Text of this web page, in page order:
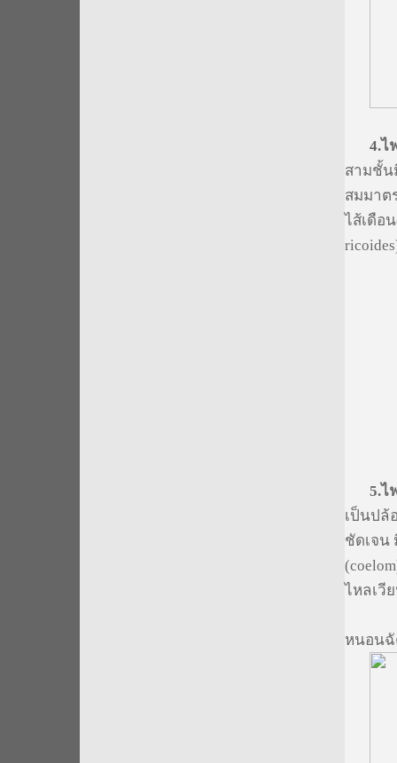
4.ไ
สามชั้น
สมมาต
ไส้เดือ
5.ไ
เป็นปล้
ชัดเจน
ไหลเวี
หนอนฉั